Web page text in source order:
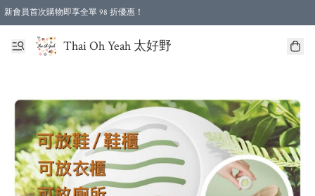
新會員首次購物即享全單 98 折優惠！
特選會員可享全單低至 96 折優惠！
Thai Oh Yeah 太好野